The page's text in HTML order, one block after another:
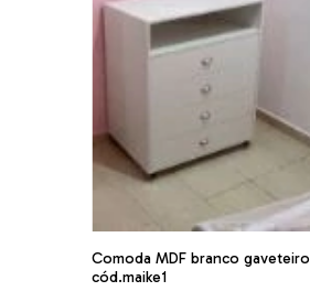
Comoda MDF branco gaveteiro
cód.maike1